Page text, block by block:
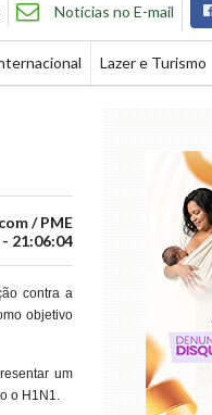
Notícias no E-mail
Lazer e Turismo
/ PME
21:06:04
contra a
objetivo
um
o H1N1.